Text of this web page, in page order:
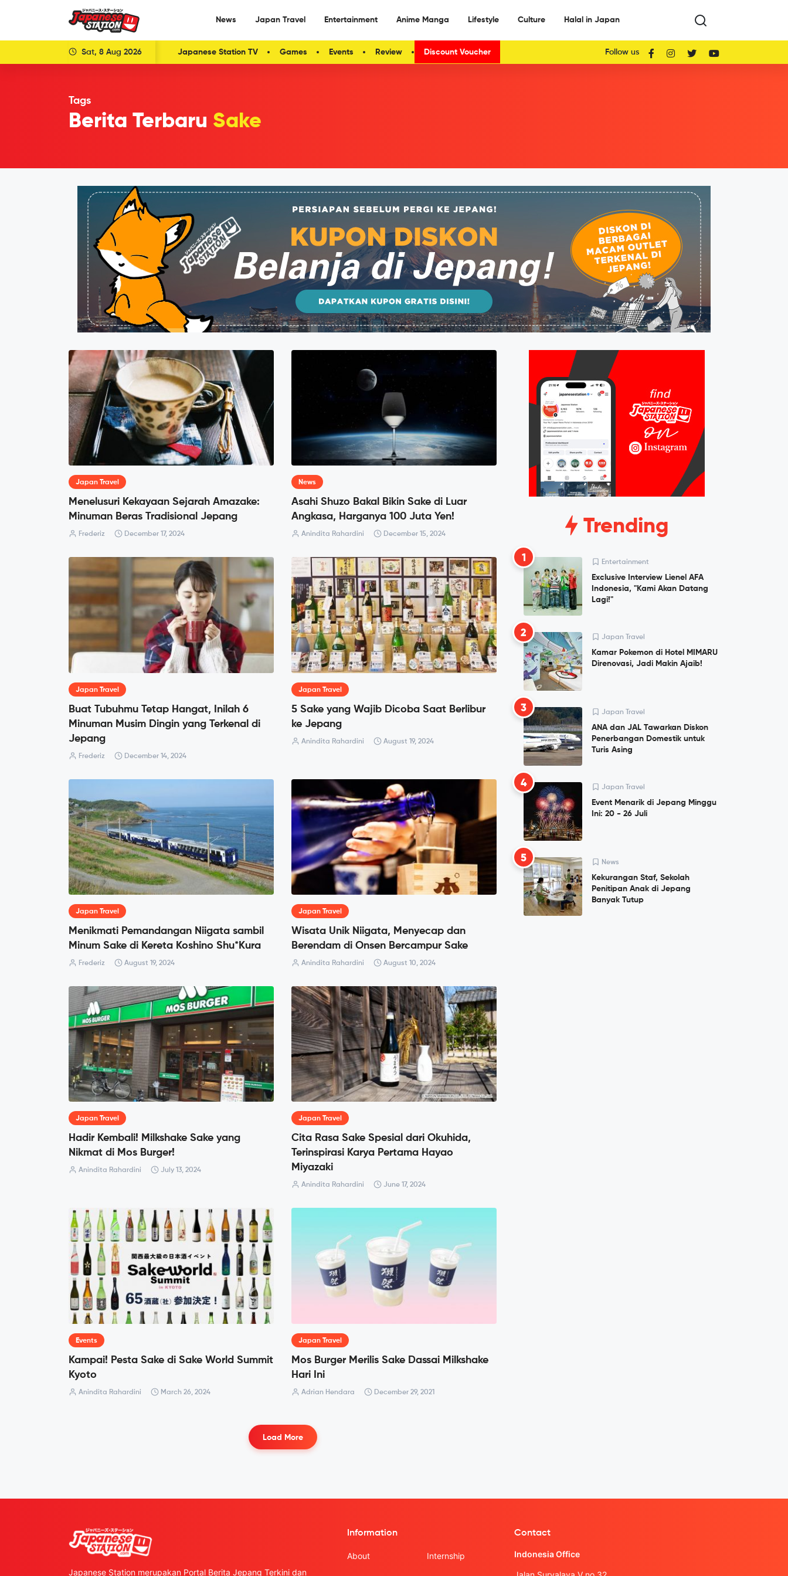
News Japan Travel Entertainment Anime Manga Lifestyle Culture Halal in Japan
Sat, 8 Aug 2026 Japanese Station TV Games Events Review Discount Voucher Follow us
Tags
Berita Terbaru Sake
Japan Travel
Menelusuri Kekayaan Sejarah Amazake:
Minuman Beras Tradisional Jepang
Frederiz December 17, 2024
News
Asahi Shuzo Bakal Bikin Sake di Luar
Angkasa, Harganya 100 Juta Yen!
Anindita Rahardini December 15, 2024
Japan Travel
Buat Tubuhmu Tetap Hangat, Inilah 6
Minuman Musim Dingin yang Terkenal di
Jepang
Frederiz December 14, 2024
Japan Travel
5 Sake yang Wajib Dicoba Saat Berlibur
ke Jepang
Anindita Rahardini August 19, 2024
Japan Travel
Menikmati Pemandangan Niigata sambil
Minum Sake di Kereta Koshino Shu*Kura
Frederiz August 19, 2024
Japan Travel
Wisata Unik Niigata, Menyecap dan
Berendam di Onsen Bercampur Sake
Anindita Rahardini August 10, 2024
Japan Travel
Hadir Kembali! Milkshake Sake yang
Nikmat di Mos Burger!
Anindita Rahardini July 13, 2024
Japan Travel
Cita Rasa Sake Spesial dari Okuhida,
Terinspirasi Karya Pertama Hayao
Miyazaki
Anindita Rahardini June 17, 2024
Events
Kampai! Pesta Sake di Sake World Summit
Kyoto
Anindita Rahardini March 26, 2024
Japan Travel
Mos Burger Merilis Sake Dassai Milkshake
Hari Ini
Adrian Hendara December 29, 2021
Load More
Trending
1 Entertainment
Exclusive Interview Lienel AFA
Indonesia, "Kami Akan Datang
Lagi!"
2 Japan Travel
Kamar Pokemon di Hotel MIMARU
Direnovasi, Jadi Makin Ajaib!
3 Japan Travel
ANA dan JAL Tawarkan Diskon
Penerbangan Domestik untuk
Turis Asing
4 Japan Travel
Event Menarik di Jepang Minggu
Ini: 20 - 26 Juli
5 News
Kekurangan Staf, Sekolah
Penitipan Anak di Jepang
Banyak Tutup
Japanese Station merupakan Portal Berita Jepang Terkini dan
Information
About Internship
Contact
Indonesia Office